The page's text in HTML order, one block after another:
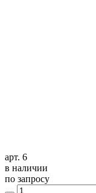
арт. 6
в наличии
по запросу